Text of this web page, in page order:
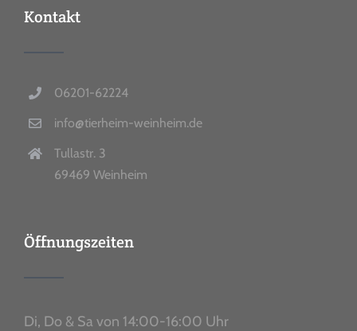
Kontakt
06201-62224
info@tierheim-weinheim.de
Tullastr. 3
69469 Weinheim
Öffnungszeiten
Di, Do & Sa von 14:00-16:00 Uhr